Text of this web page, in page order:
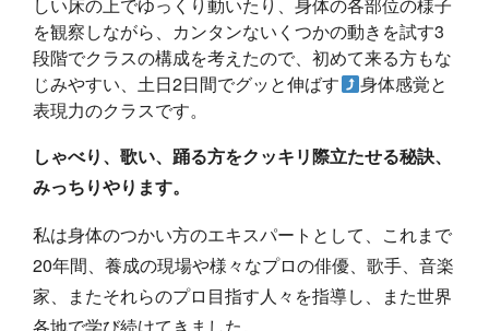
を観察しながら、カンタンないくつかの動きを試す3
段階でクラスの構成を考えたので、初めて来る方もな
じみやすい、土日2日間でグッと伸ばす
身体感覚と
表現力のクラスです。
しゃべり、歌い、踊る方をクッキリ際立たせる秘訣、
みっちりやります。
私は身体のつかい方のエキスパートとして、これまで
20年間、養成の現場や様々なプロの俳優、歌手、音楽
家、またそれらのプロ目指す人々を指導し、また世界